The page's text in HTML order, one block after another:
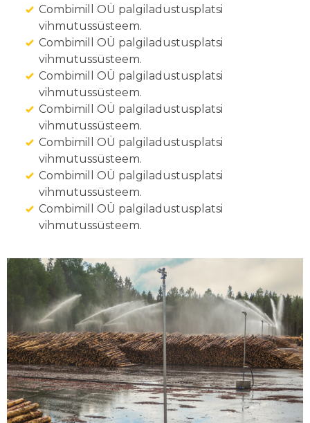
Combimill OÜ palgiladustusplatsi
vihmutussüsteem.
Combimill OÜ palgiladustusplatsi
vihmutussüsteem.
Combimill OÜ palgiladustusplatsi
vihmutussüsteem.
Combimill OÜ palgiladustusplatsi
vihmutussüsteem.
Combimill OÜ palgiladustusplatsi
vihmutussüsteem.
Combimill OÜ palgiladustusplatsi
vihmutussüsteem.
Combimill OÜ palgiladustusplatsi
vihmutussüsteem.